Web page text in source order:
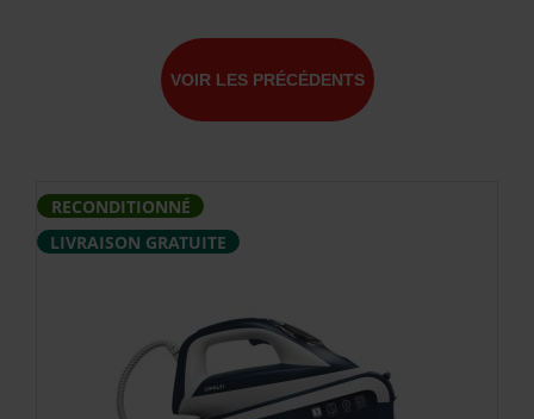
VOIR LES PRÉCÉDENTS
RECONDITIONNÉ
LIVRAISON GRATUITE